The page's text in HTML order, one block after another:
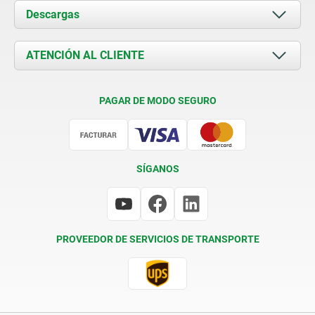
Acerca de nosotros
Novedades
Contacto
Descargas
Documents
ATENCIÓN AL CLIENTE
PAGAR DE MODO SEGURO
SÍGANOS
PROVEEDOR DE SERVICIOS DE TRANSPORTE